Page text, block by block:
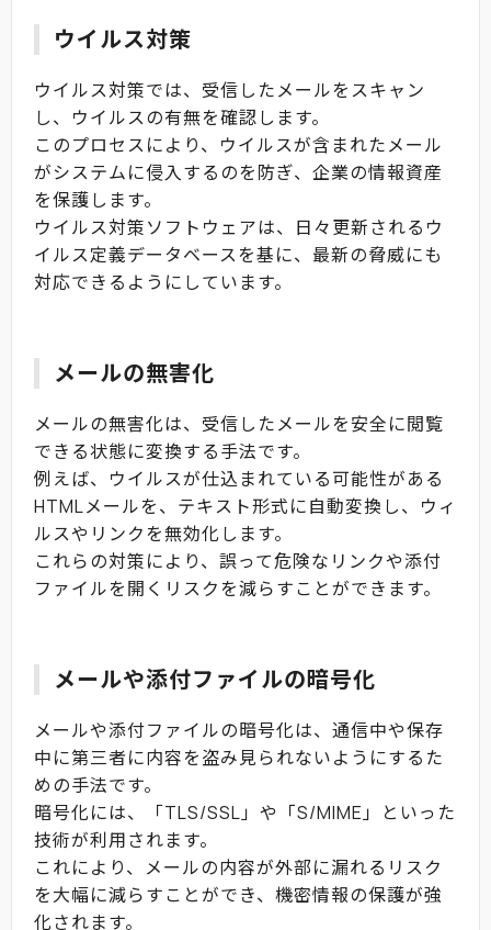
ウイルス対策
ウイルス対策では、受信したメールをスキャン
し、ウイルスの有無を確認します。
このプロセスにより、ウイルスが含まれたメール
がシステムに侵入するのを防ぎ、企業の情報資産
を保護します。
ウイルス対策ソフトウェアは、日々更新されるウ
イルス定義データベースを基に、最新の脅威にも
対応できるようにしています。
メールの無害化
メールの無害化は、受信したメールを安全に閲覧
できる状態に変換する手法です。
例えば、ウイルスが仕込まれている可能性がある
HTMLメールを、テキスト形式に自動変換し、ウィ
ルスやリンクを無効化します。
これらの対策により、誤って危険なリンクや添付
ファイルを開くリスクを減らすことができます。
メールや添付ファイルの暗号化
メールや添付ファイルの暗号化は、通信中や保存
中に第三者に内容を盗み見られないようにするた
めの手法です。
暗号化には、「TLS/SSL」や「S/MIME」といった
技術が利用されます。
これにより、メールの内容が外部に漏れるリスク
を大幅に減らすことができ、機密情報の保護が強
化されます。